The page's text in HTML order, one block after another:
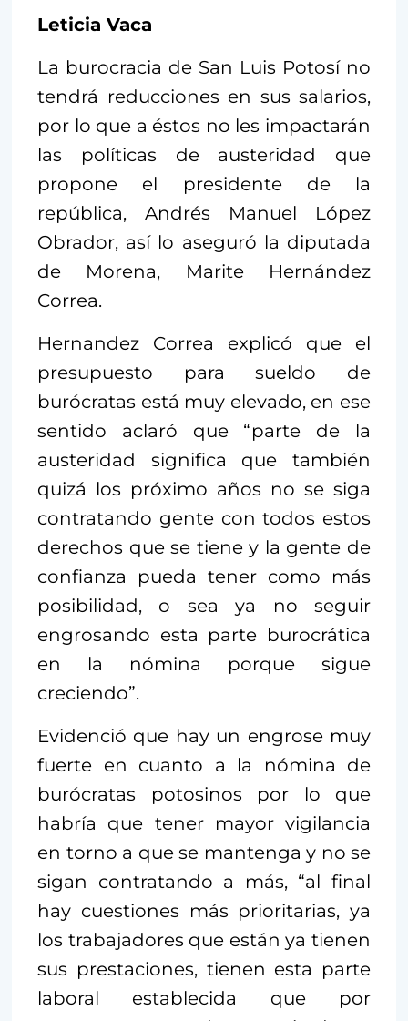
Leticia Vaca
La burocracia de San Luis Potosí no
tendrá reducciones en sus salarios,
por lo que a éstos no les impactarán
las políticas de austeridad que
propone el presidente de la
república, Andrés Manuel López
Obrador, así lo aseguró la diputada
de Morena, Marite Hernández
Correa.
Hernandez Correa explicó que el
presupuesto para sueldo de
burócratas está muy elevado, en ese
sentido aclaró que “parte de la
austeridad significa que también
quizá los próximo años no se siga
contratando gente con todos estos
derechos que se tiene y la gente de
confianza pueda tener como más
posibilidad, o sea ya no seguir
engrosando esta parte burocrática
en la nómina porque sigue
creciendo”.
Evidenció que hay un engrose muy
fuerte en cuanto a la nómina de
burócratas potosinos por lo que
habría que tener mayor vigilancia
en torno a que se mantenga y no se
sigan contratando a más, “al final
hay cuestiones más prioritarias, ya
los trabajadores que están ya tienen
sus prestaciones, tienen esta parte
laboral establecida que por